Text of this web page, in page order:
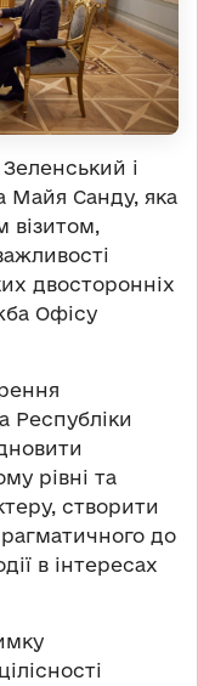
і
Майя Санду, яка
візитом,
двосторонніх
Офісу
Республіки
рівні та
створити
до
в інтересах